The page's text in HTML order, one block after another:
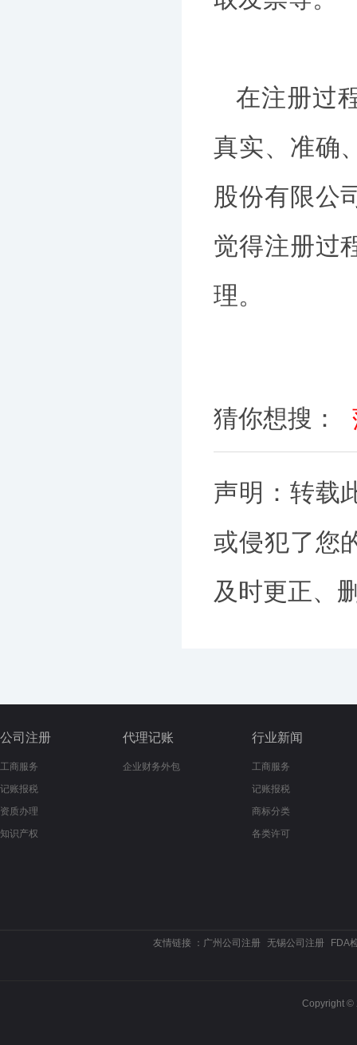
在注册过
真实、准确
股份有限公
觉得注册过
理。
猜你想搜：
声明：转载
或侵犯了您
及时更正、
公司注册
工商服务
记账报税
资质办理
知识产权
代理记账
企业财务外包
行业新闻
工商服务
记账报税
商标分类
各类许可
友情链接 ： 广州公司注册 无锡公司注册 FDA
Copyright ©